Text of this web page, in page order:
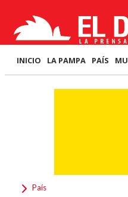
INICIO LA PAMPA PAÍS
País